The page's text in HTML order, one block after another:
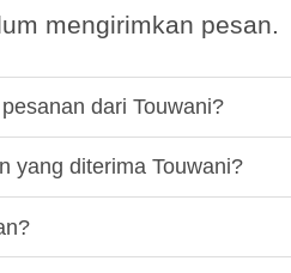
mengirimkan pesan.
dari Touwani?
yang diterima Touwani?